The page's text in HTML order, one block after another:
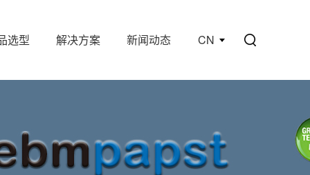
CN
选型 解决方案 新闻动态